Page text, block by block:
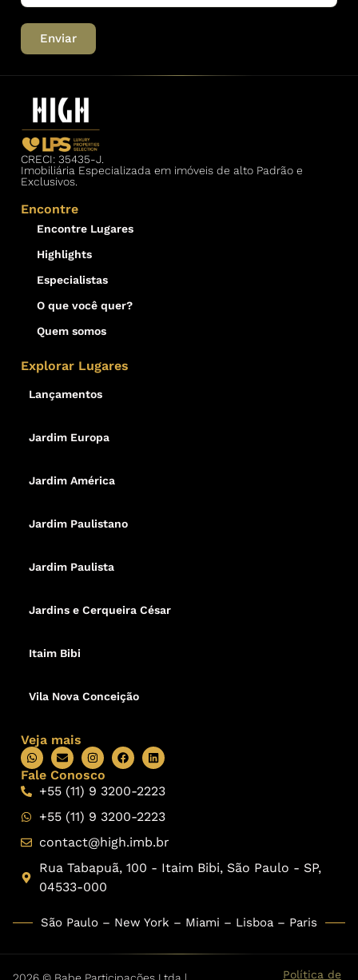
Enviar
CRECI: 35435-J.
Imobiliária Especializada em imóveis de alto Padrão e
Exclusivos.
Encontre
Encontre Lugares
Highlights
Especialistas
O que você quer?
Quem somos
Explorar Lugares
Lançamentos
Jardim Europa
Jardim América
Jardim Paulistano
Jardim Paulista
Jardins e Cerqueira César
Itaim Bibi
Vila Nova Conceição
Veja mais
Fale Conosco
+55 (11) 9 3200-2223
+55 (11) 9 3200-2223
contact@high.imb.br
Rua Tabapuã, 100 - Itaim Bibi, São Paulo - SP,
04533-000
São Paulo – New York – Miami – Lisboa – Paris
2026 © Babe Participações Ltda | Política de